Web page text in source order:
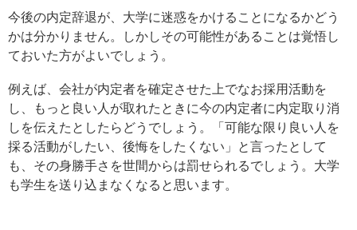
今後の内定辞退が、大学に迷惑をかけることになるかどう
かは分かりません。しかしその可能性があることは覚悟し
ておいた方がよいでしょう。
例えば、会社が内定者を確定させた上でなお採用活動を
し、もっと良い人が取れたときに今の内定者に内定取り消
しを伝えたとしたらどうでしょう。「可能な限り良い人を
採る活動がしたい、後悔をしたくない」と言ったとして
も、その身勝手さを世間からは罰せられるでしょう。大学
も学生を送り込まなくなると思います。